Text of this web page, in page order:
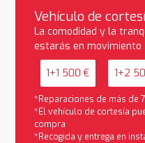
Vehículo de
La comodidad y la
estarás en movimiento
1+1 500 € 1+2
*Reparaciones de más de
*El vehículo de cortesía
compra
*Recogida y entrega en